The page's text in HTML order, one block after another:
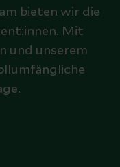
bieten wir die
Mit
und unserem